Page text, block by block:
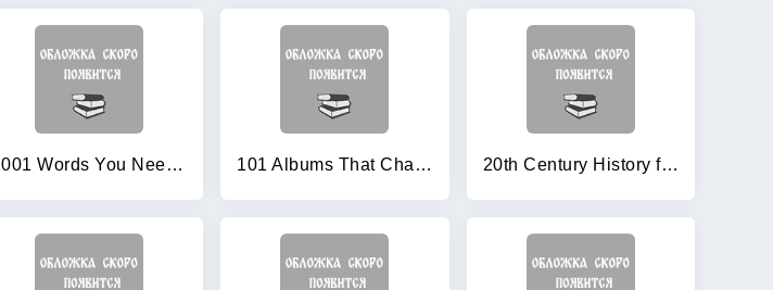
1001 Words You Need to Know and Use: An A-Z of Effective Vocabulary 101 Albums That Changed Popular Music 20th Century History for Cambridge IGCSE